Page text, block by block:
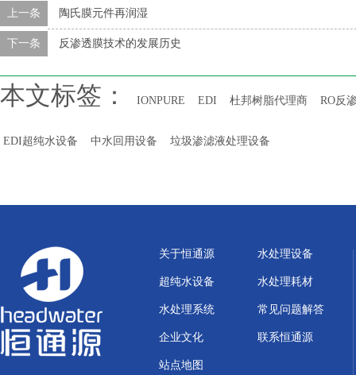
上一条 陶氏膜元件再润湿
下一条 反渗透膜技术的发展历史
本文标签： IONPURE EDI 杜邦树脂代理商 RO反
EDI超纯水设备 中水回用设备 垃圾渗滤液处理设备
关于恒通源 水处理设备
超纯水设备 水处理耗材
水处理系统 常见问题解答
企业文化 联系恒通源
站点地图